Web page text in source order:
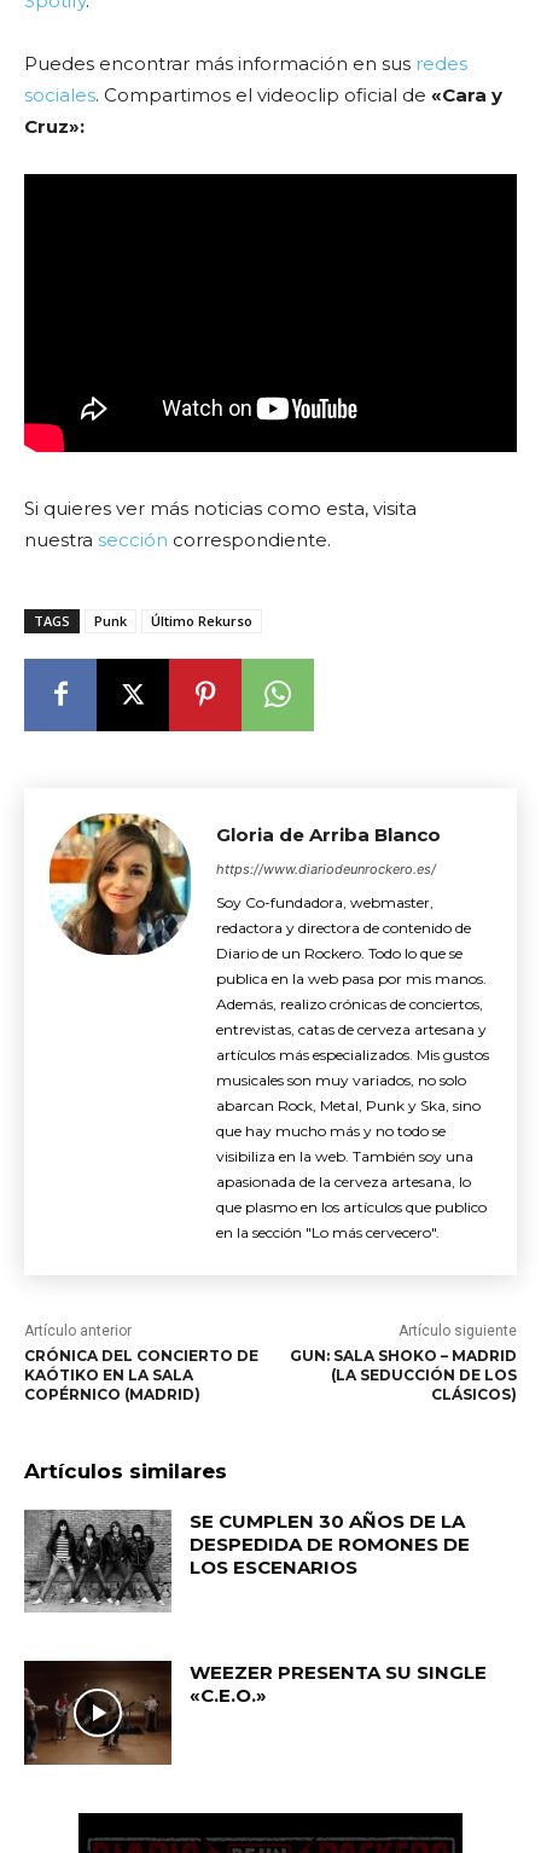
Puedes encontrar más información en sus redes
sociales. Compartimos el videoclip oficial de «Cara y
Cruz»:
Si quieres ver más noticias como esta, visita
nuestra sección correspondiente.
TAGS Punk Último Rekurso
Gloria de Arriba Blanco
https://www.diariodeunrockero.es/
Soy Co-fundadora, webmaster,
redactora y directora de contenido de
Diario de un Rockero. Todo lo que se
publica en la web pasa por mis manos.
Además, realizo crónicas de conciertos,
entrevistas, catas de cerveza artesana y
artículos más especializados. Mis gustos
musicales son muy variados, no solo
abarcan Rock, Metal, Punk y Ska, sino
que hay mucho más y no todo se
visibiliza en la web. También soy una
apasionada de la cerveza artesana, lo
que plasmo en los artículos que publico
en la sección "Lo más cervecero".
Artículo anterior
CRÓNICA DEL CONCIERTO DE
KAÓTIKO EN LA SALA
COPÉRNICO (MADRID)
Artículo siguiente
GUN: SALA SHOKO – MADRID
(LA SEDUCCIÓN DE LOS
CLÁSICOS)
Artículos similares
SE CUMPLEN 30 AÑOS DE LA
DESPEDIDA DE ROMONES DE
LOS ESCENARIOS
WEEZER PRESENTA SU SINGLE
«C.E.O.»